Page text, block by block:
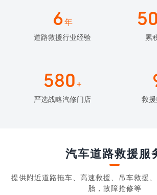
6年
道路救援行业经验 累
580 +
严选战略汽修门店 救
汽车道路救援服
提供附近道路拖车、高速救援、吊车救援
胎，故障抢修等